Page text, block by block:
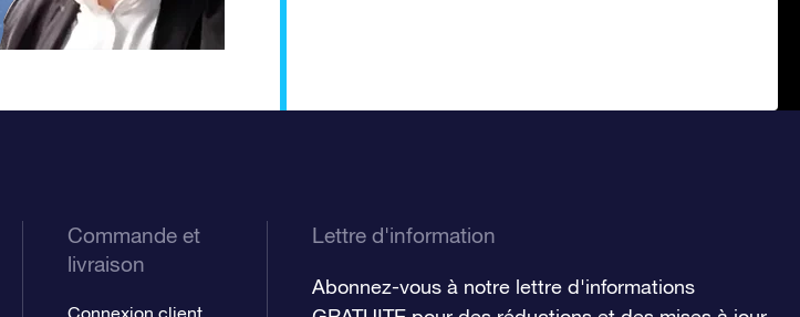
Commande et
livraison
Connexion client
Lettre d'information
Abonnez-vous à notre lettre d'informations